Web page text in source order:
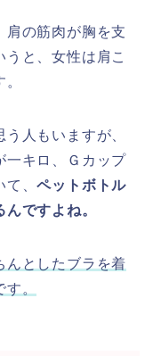
肩の筋肉が胸を支
と、女性は肩こ
人もいますが、
一キロ、Ｇカップ
て、ペットボトル
ですよね。
んとしたブラを着
。